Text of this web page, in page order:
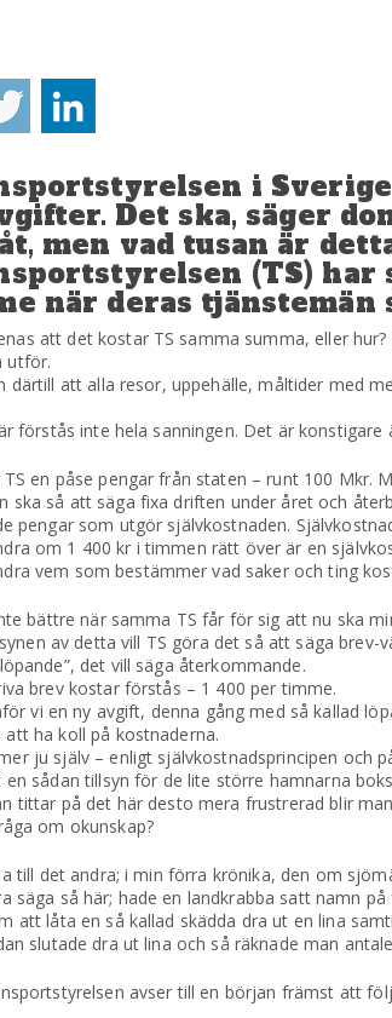
i
Det ska, säger
men vad tusan är
(TS) har
när deras tjänstemän
att det kostar TS samma summa, eller
utför.
därtill att alla resor, uppehälle, måltider med
förstås inte hela sanningen. Det är konstigare
en påse pengar från staten – runt 100 Mkr.
ska så att säga fixa driften under året och
pengar som utgör självkostnaden.
om 1 400 kr i timmen rätt över är en
vem som bestämmer vad saker och ting
bättre när samma TS får för sig att nu ska
av detta vill TS göra det så att säga
det vill säga återkommande.
brev kostar förstås – 1 400 per timme.
vi en ny avgift, denna gång med så kallad
att ha koll på kostnaderna.
ju själv – enligt självkostnadsprincipen och
en sådan tillsyn för de lite större hamnarna
tittar på det här desto mera frustrerad blir
om okunskap?
till det andra; i min förra krönika, den om
säga så här; hade en landkrabba satt namn
att låta en så kallad skädda dra ut en lina
slutade dra ut lina och så räknade man
avser till en början främst att